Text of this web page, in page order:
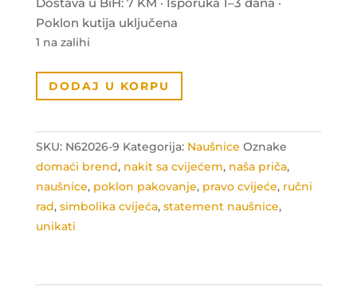
Dostava u BiH: 7 KM · Isporuka 1–3 dana ·
Poklon kutija uključena
1 na zalihi
Statement
naušnice
sreća
količina
DODAJ U KORPU
SKU: N62026-9 Kategorija: Naušnice Oznake
domaći brend, nakit sa cvijećem, naša priča,
naušnice, poklon pakovanje, pravo cvijeće, ručni
rad, simbolika cvijeća, statement naušnice,
unikati